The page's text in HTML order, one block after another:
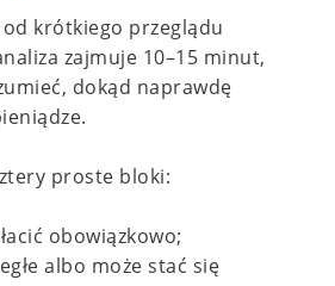
od krótkiego przeglądu
zajmuje 10–15 minut,
dokąd naprawdę
proste bloki:
obowiązkowo;
albo może stać się